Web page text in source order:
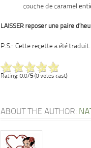
couche de caramel
LAISSER reposer une paire
P.S.: Cette recette a été traduit.
Rating: 0.0/5(0 votes cast)
ABOUT THE AUTHOR: